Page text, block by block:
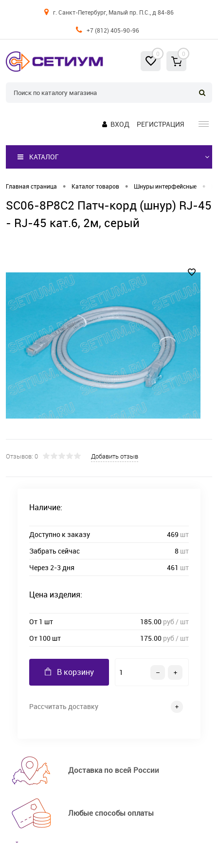
г. Санкт-Петербург, Малый пр. П.С., д 84-86
+7 (812) 405-90-96
0 0
ВХОД РЕГИСТРАЦИЯ
КАТАЛОГ
Главная страница • Каталог товаров • Шнуры интерфейсные •
SC06-8P8C2 Патч-корд (шнур) RJ-45
- RJ-45 кат.6, 2м, серый
Отзывов: 0 Добавить отзыв
Наличие:
Доступно к заказу 469 шт
Забрать сейчас
8 шт
Через 2-3 дня
461 шт
Цена изделия:
От 1 шт 185.00 руб / шт
От 100 шт
175.00 руб / шт
В корзину
Рассчитать доставку
Доставка по всей России
Любые способы оплаты